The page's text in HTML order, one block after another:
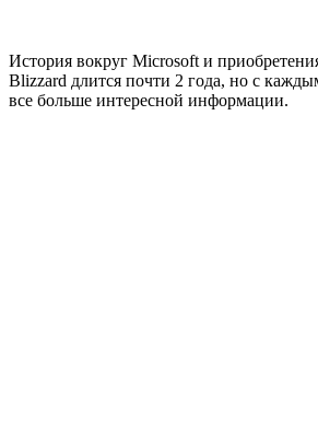
История вокруг Microsoft и
Blizzard длится почти 2 года, но с
все больше интересной информации.